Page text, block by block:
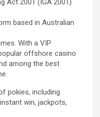
Act 2001 (IGA 2001)
based in Australian
With a VIP
offshore casino
among the best
pokies, including
win, jackpots,